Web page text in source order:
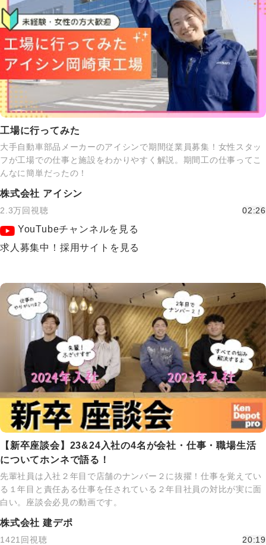
工場に行ってみた
大手自動車部品メーカーのアイシンで期間従業員募集！女性スタッ
フが工場での仕事と施設をわかりやすく解説。期間工の仕事ってこ
んなに簡単だったの！
株式会社 アイシン
2.3万回視聴 02:26
YouTubeチャンネルを見る
求人募集中！採用サイトを見る
【新卒座談会】23&24入社の4名が会社・仕事・職場生活
についてホンネで語る！
先輩社員は入社２年目で店舗のナンバー２に抜擢！仕事を覚えてい
る１年目と責任ある仕事を任されている２年目社員の対比が実に面
白い。座談会必見の動画です。
株式会社 建デポ
1421回視聴 20:19